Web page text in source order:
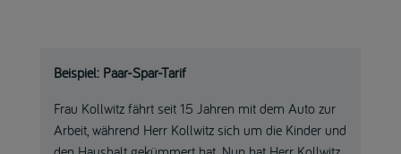
Beispiel: Paar-Spar-Tarif
Frau Kollwitz fährt seit 15 Jahren mit dem Auto zur
Arbeit, während Herr Kollwitz sich um die Kinder und